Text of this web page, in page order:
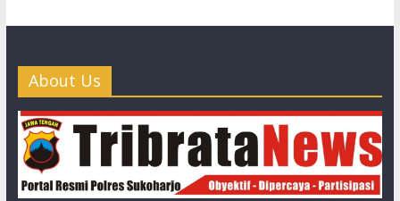
About Us